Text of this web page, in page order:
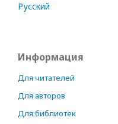
Русский
Информация
Для читателей
Для авторов
Для библиотек